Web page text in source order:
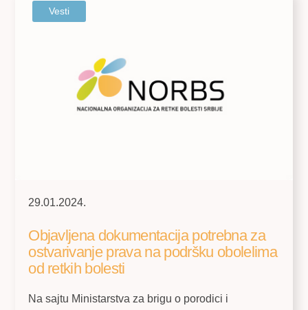
Vesti
29.01.2024.
Objavljena dokumentacija potrebna za
ostvarivanje prava na podršku obolelima
od retkih bolesti
Na sajtu Ministarstva za brigu o porodici i